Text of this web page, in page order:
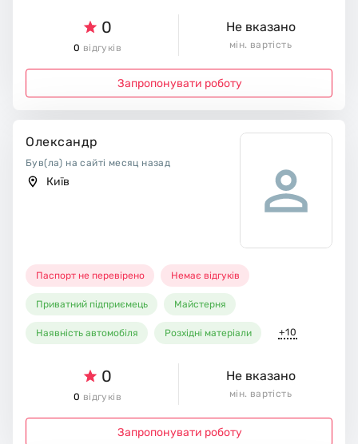
0
0 відгуків
Не вказано
мін. вартість
Запропонувати роботу
Олександр
Був(ла) на сайті месяц назад
Київ
Паспорт не перевірено Немає відгуків
Приватний підприємець Майстерня
Наявність автомобіля Розхідні матеріали +10
0
0 відгуків
Не вказано
мін. вартість
Запропонувати роботу